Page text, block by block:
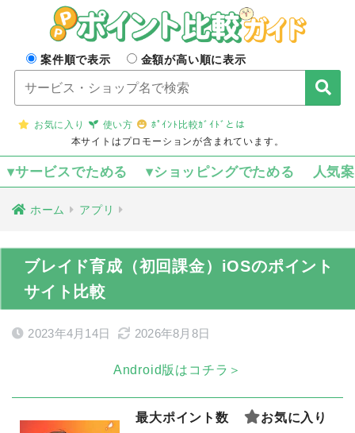
案件順で表示 金額が高い順に表示
お気に入り 使い方
ﾎﾟｲﾝﾄ比較ｶﾞｲﾄﾞとは
本サイトはプロモーションが含まれています。
▾サービスでためる ▾ショッピングでためる 人気
ホーム アプリ
ブレイド育成（初回課金）iOSのポイント
サイト比較
2023年4月14日 2026年8月8日
Android版はコチラ＞
最大ポイント数 お気に入り